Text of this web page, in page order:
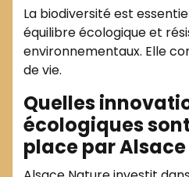
La biodiversité est
équilibre écologique et
environnementaux. Elle
de vie.
Quelles
écologiques
place par Alsace